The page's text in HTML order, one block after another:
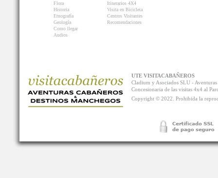
Flora
Historia
Etnografía
Geología
Como llegar
Audios
Itinerarios 4X4
Visita en Bicicleta
Centros Visitantes
Recomendaciones
UTE VISITACABAÑEROS
Cladium y Asociados SLU -
Concesionaria de las visitas 4x4 al
Copyright © 2022. Prohibida la